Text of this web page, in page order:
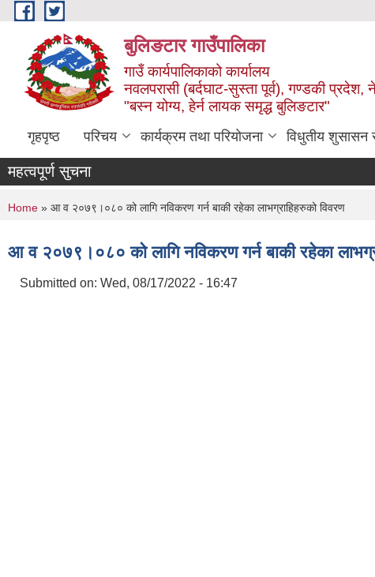
Skip to main content
बुलिङटार गाउँपालिका
गाउँ कार्यपालिकाको कार्यालय
नवलपरासी (बर्दघाट-सुस्ता पूर्व), गण्डकी प्रदेश,
"बस्न योग्य, हेर्न लायक समृद्ध बुलिङटार"
गृहपृष्ठ परिचय कार्यक्रम तथा परियोजना विधुतीय शुसासन
महत्वपूर्ण सुचना
You are here
Home » आ व २०७९।०८० को लागि नविकरण गर्न बाकी रहेका लाभग्राहिहरुको विवरण
आ व २०७९।०८० को लागि नविकरण गर्न बाकी रहेका
Submitted on: Wed, 08/17/2022 - 16:47